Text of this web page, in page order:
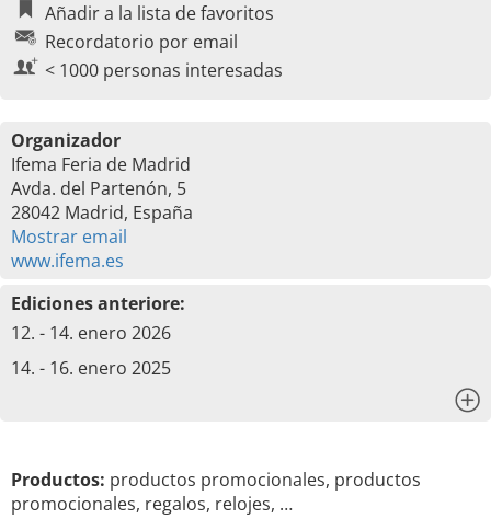
Añadir a la lista de favoritos
Recordatorio por email
< 1000 personas interesadas
Organizador
Ifema Feria de Madrid
Avda. del Partenón, 5
28042 Madrid, España
Mostrar email
www.ifema.es
Ediciones anteriore:
12. - 14. enero 2026
14. - 16. enero 2025
Productos: productos promocionales, productos
promocionales, regalos, relojes, …